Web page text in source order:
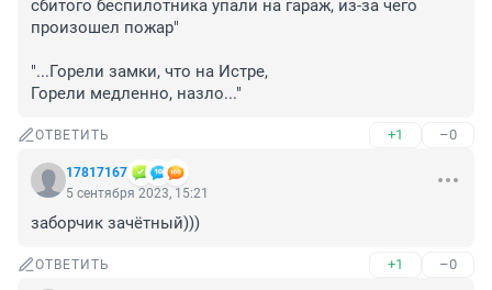
сбитого беспилотника упали на гараж, из-за чего
произошел пожар"
"...Горели замки, что на Истре,
Горели медленно, назло..."
ОТВЕТИТЬ +1 –0
17817167
5 сентября 2023, 15:21
заборчик зачётный)))
ОТВЕТИТЬ +1 –0